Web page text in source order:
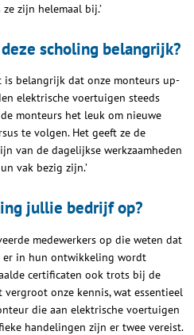
zijn helemaal bij.’
scholing belangrijk?
is belangrijk dat onze monteurs up-
elektrische voertuigen steeds
monteurs het leuk om nieuwe
te volgen. Het geeft ze de
van de dagelijkse werkzaamheden
vak bezig zijn.’
jullie bedrijf op?
medewerkers op die weten dat
er in hun ontwikkeling wordt
certificaten ook trots bij de
onze kennis, wat essentieel
die aan elektrische voertuigen
handelingen zijn er twee vereist.